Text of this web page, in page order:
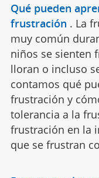
Qué pueden
frustración . La
muy común
niños se sienten
lloran o incluso
contamos qué
frustración y
tolerancia a la
frustración en la
que se frustran